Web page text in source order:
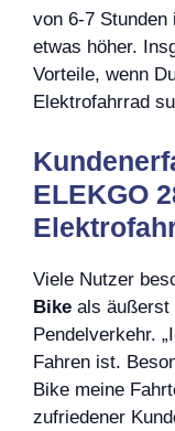
von 6-7 Stunden
etwas höher.
Vorteile, wenn
Elektrofahrrad
ELEKGO
Viele Nutzer
Bike als äußerst
Pendelverkehr.
Fahren ist.
Bike meine
zufriedener